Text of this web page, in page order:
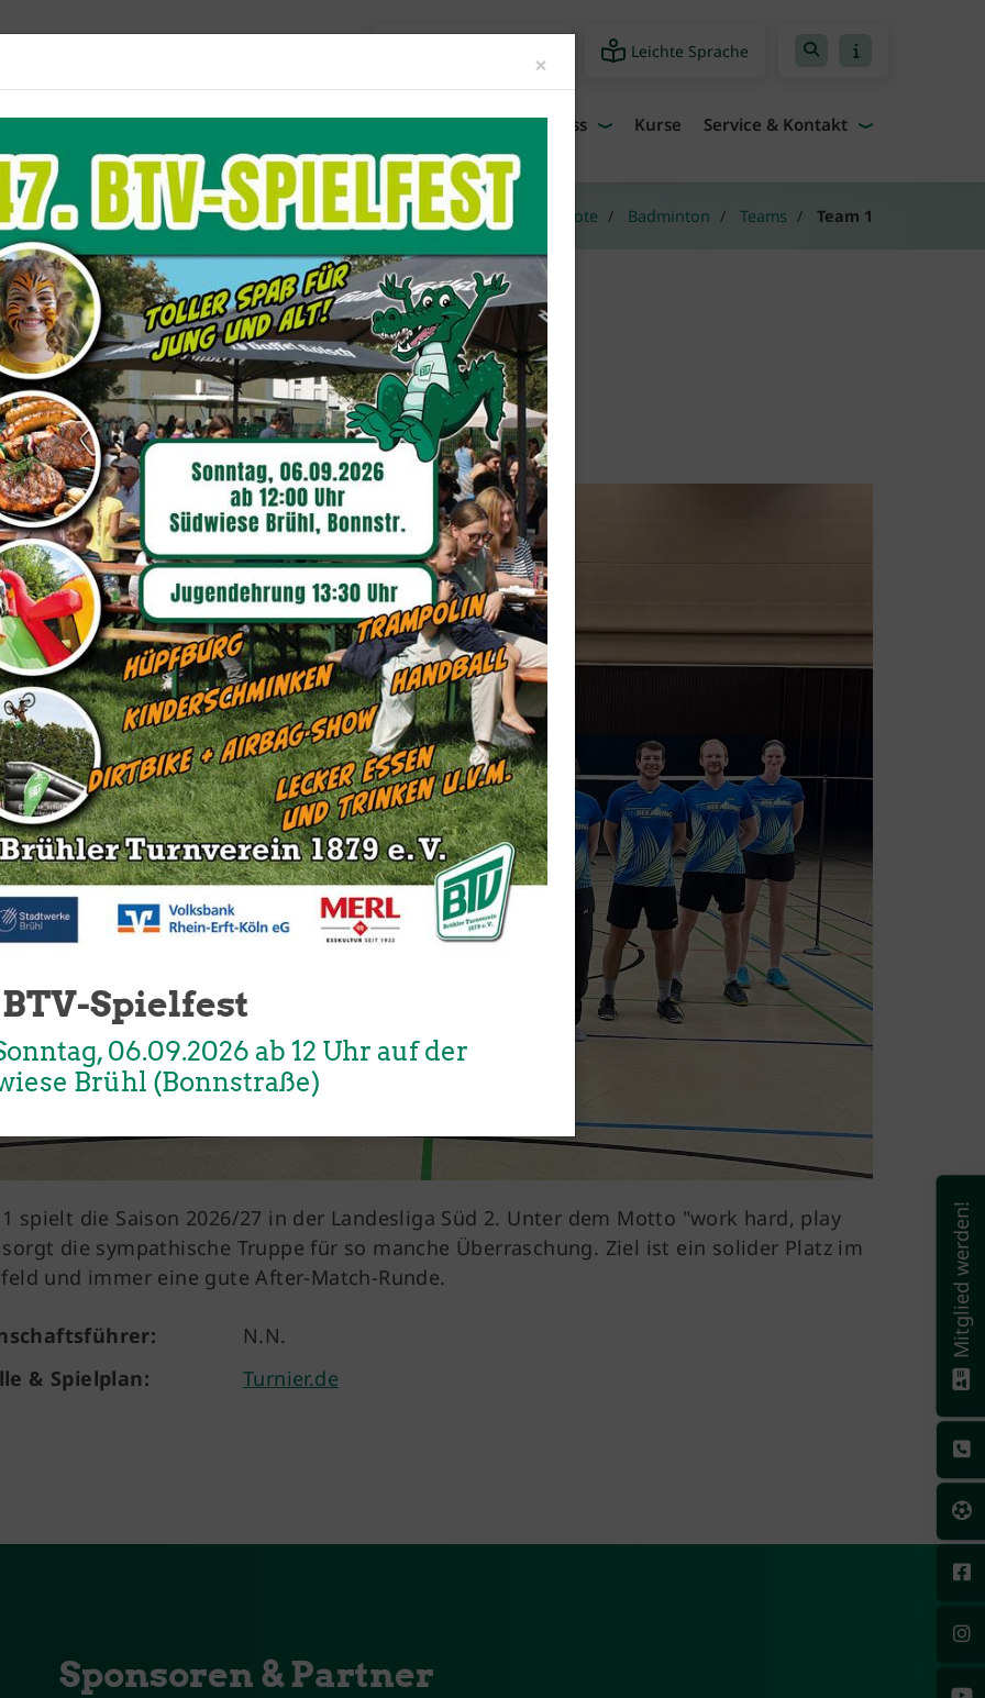
Leichte Sprache
Unser Verein Aktuelles Sportangebote Fitness Kurse Service & Kontakt
Du befindest dich hier: Sportangebote Badminton Teams Team 1
1
1 spielt die Saison 2026/27 in der Landesliga Süd 2. Unter dem Motto "work hard, play
die sympathische Truppe für so manche Überraschung. Ziel ist ein solider Platz im
und immer eine gute After-Match-Runde.
N.N.
& Spielplan:
Turnier.de
Sponsoren & Partner
Mitglied werden!
Sportangebot
Unser Sportangebot
Sportsuche
Mitglieder-Service
Für Mitglieder und Interessierte
Downloads
Mitgliedschaft
× Close
BTV-Spielfest
06.09.2026 ab 12 Uhr auf der
Brühl (Bonnstraße)